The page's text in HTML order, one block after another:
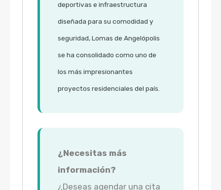
deportivas e infraestructura
diseñada para su comodidad y
seguridad, Lomas de Angelópolis
se ha consolidado como uno de
los más impresionantes
proyectos residenciales del país.
¿Necesitas más
información?
¿Deseas agendar una cita